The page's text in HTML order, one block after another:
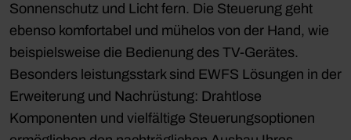
Sonnenschutz und Licht fern. Die Steuerung geht
ebenso komfortabel und mühelos von der Hand, wie
beispielsweise die Bedienung des TV-Gerätes.
Besonders leistungsstark sind EWFS Lösungen in der
Erweiterung und Nachrüstung: Drahtlose
Komponenten und vielfältige Steuerungsoptionen